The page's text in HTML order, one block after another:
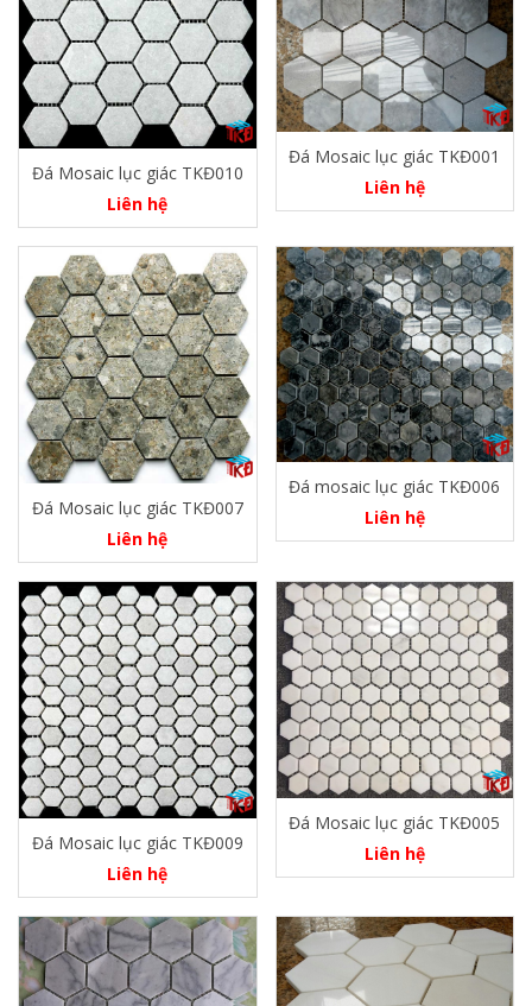
Đá Mosaic lục giác TKĐ010
Liên hệ
Đá Mosaic lục giác TKĐ001
Liên hệ
Đá Mosaic lục giác TKĐ007
Liên hệ
Đá mosaic lục giác TKĐ006
Liên hệ
Đá Mosaic lục giác TKĐ009
Liên hệ
Đá Mosaic lục giác TKĐ005
Liên hệ